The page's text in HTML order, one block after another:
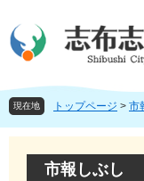
ジ
頭
す
ュ
飛
し
現在地 トップページ > 市
市報しぶし